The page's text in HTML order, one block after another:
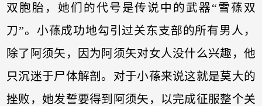
双胞胎，她们的代号是传说中的武器“雪蓧双
刀”。小蓧成功地勾引过关东支部的所有男人，
除了阿须矢，因为阿须矢对女人没什么兴趣，他
只沉迷于尸体解剖。对于小蓧来说这就是莫大的
挫败，她发誓要得到阿须矢，以完成征服整个关